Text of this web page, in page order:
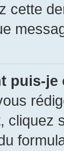
cette
puis-je
cliquez